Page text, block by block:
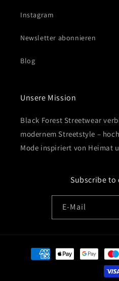
Instagram
Newsletter abonnieren
Blog
Unsere Mission
Black Forest Streetwear
modernem Streetstyle –
Mode inspiriert von Heimat
Subscribe to
E-Mail
Zahlungsmethoden